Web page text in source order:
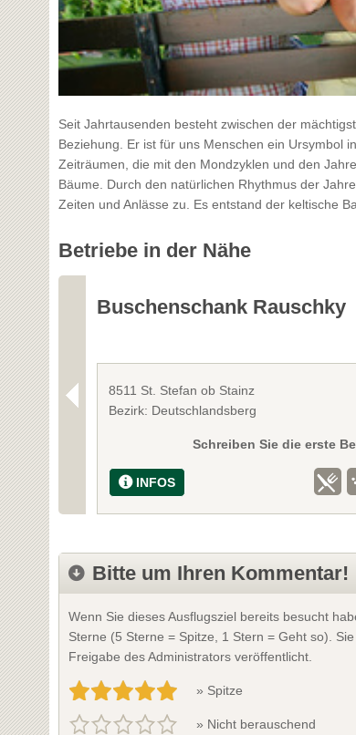
Seit Jahrtausenden besteht zwischen der
Beziehung. Er ist für uns Menschen ein Ursymbol
Zeiträumen, die mit den Mondzyklen und den
Bäume. Durch den natürlichen Rhythmus der
Zeiten und Anlässe zu. Es entstand der keltische
Betriebe in der Nähe
Buschenschank Rauschky
8511 St. Stefan ob Stainz
Bezirk: Deutschlandsberg
Schreiben Sie die erste
INFOS
Bitte um Ihren Kommentar!
Wenn Sie dieses Ausflugsziel bereits besucht
Sterne (5 Sterne = Spitze, 1 Stern = Geht so).
Freigabe des Administrators veröffentlicht.
» Spitze
» Nicht berauschend